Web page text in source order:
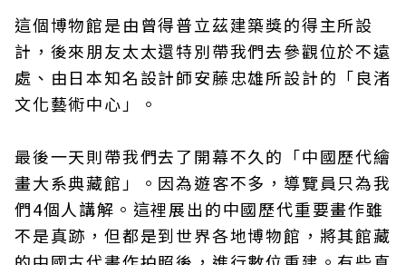
這個博物館是由曾得普立茲建築獎的得主所設
計，後來朋友太太還特別帶我們去參觀位於不遠
處、由日本知名設計師安藤忠雄所設計的「良渚
文化藝術中心」。
最後一天則帶我們去了開幕不久的「中國歷代繪
畫大系典藏館」。因為遊客不多，導覽員只為我
們4個人講解。這裡展出的中國歷代重要畫作雖
不是真跡，但都是到世界各地博物館，將其館藏